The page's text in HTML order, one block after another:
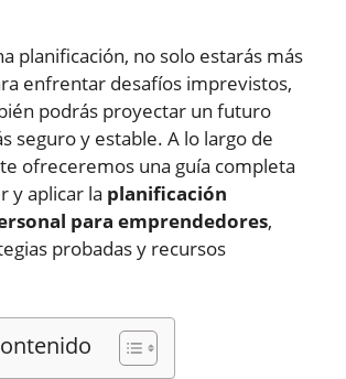
planificación, no solo estarás más
enfrentar desafíos imprevistos,
podrás proyectar un futuro
seguro y estable. A lo largo de
ofreceremos una guía completa
y aplicar la planificación
para emprendedores,
probadas y recursos